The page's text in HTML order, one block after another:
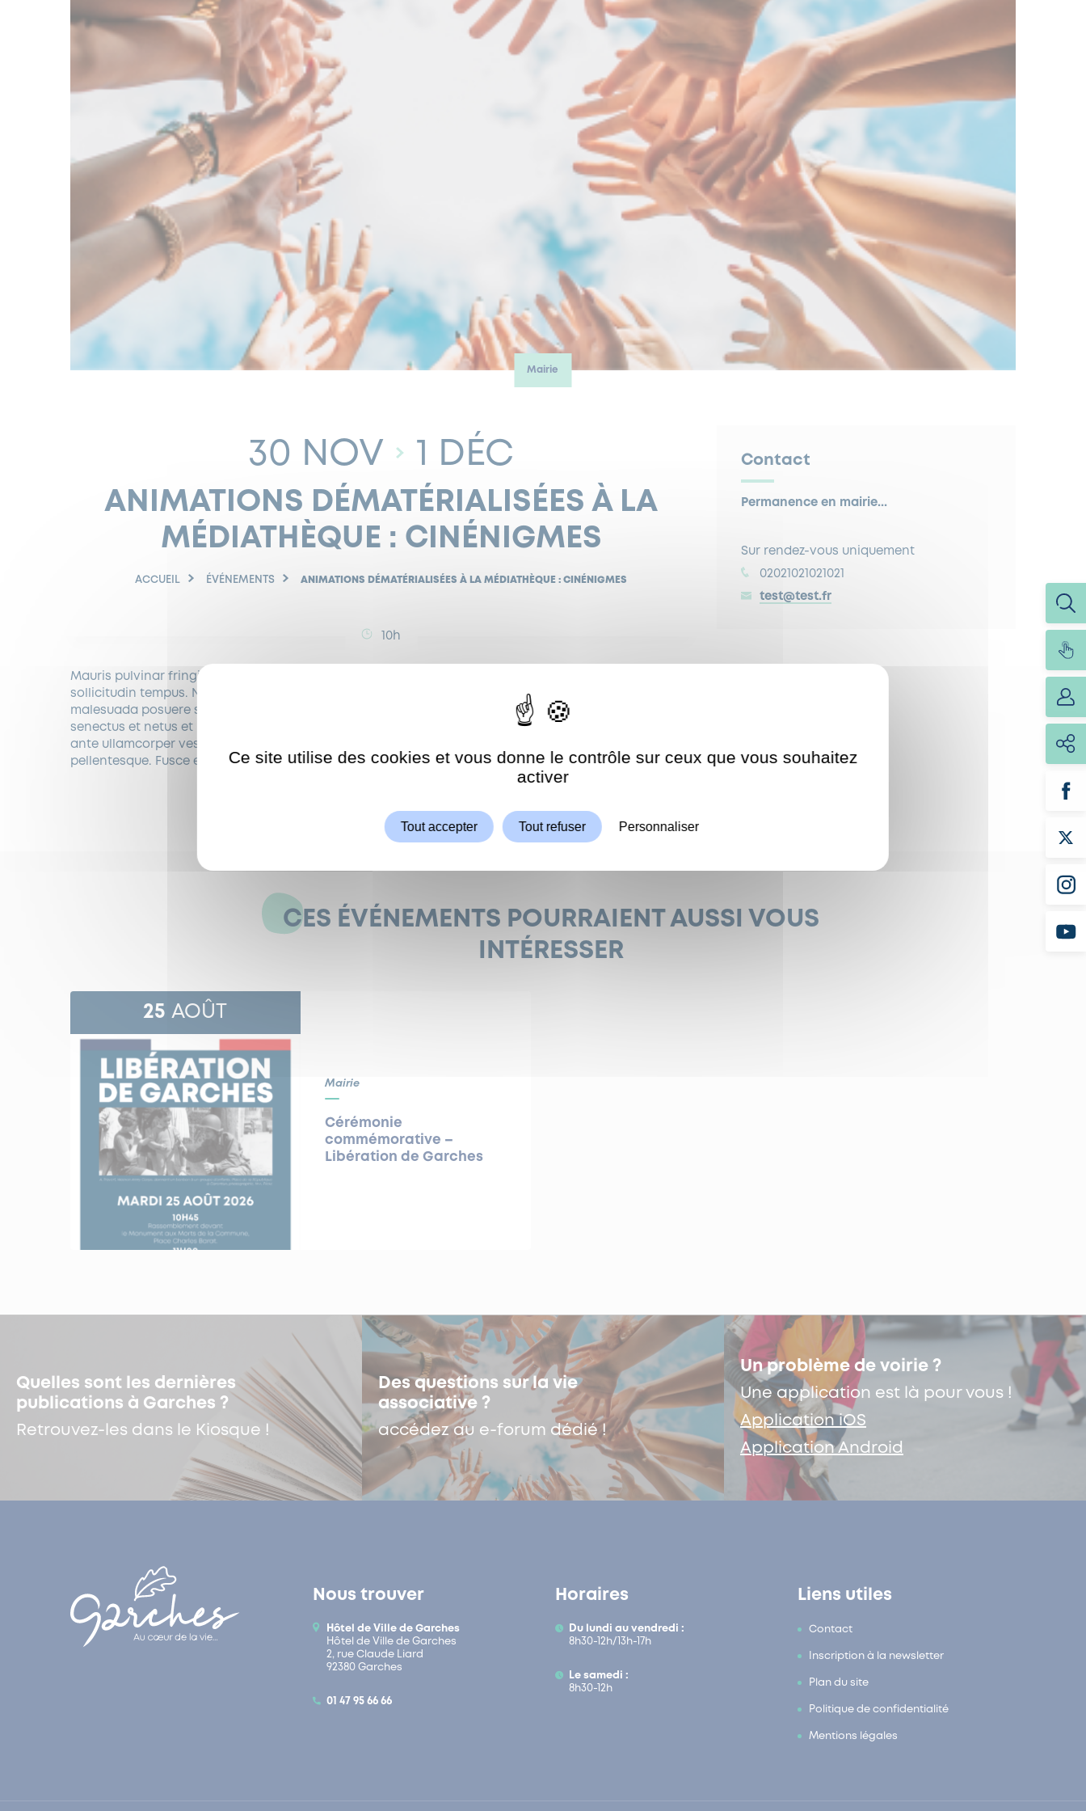
Mairie
30 NOV 1 DÉC
ANIMATIONS DÉMATÉRIALISÉES À LA
MÉDIATHÈQUE : CINÉNIGMES
ACCUEIL ÉVÉNEMENTS ANIMATIONS DÉMATÉRIALISÉES À LA MÉDIATHÈQUE : CINÉNIGMES
10h
Mauris pulvinar fringilla enim. Curabitur mollis purus nisl, at elementum dui tincidunt nec. Ut pharetra
sollicitudin tempus. Nunc vestibulum lorem a mauris finibus faucibus. Morbi at ante vitae augue
malesuada posuere sagittis a eros. Integer eu maximus velit. Pellentesque habitant morbi tristique
senectus et netus et malesuada fames ac turpis egestas. Vestibulum ut erat enim. Integer nec elit vel
ante ullamcorper vestibulum. Sed faucibus volutpat odio et ultricies. Mauris ultrices sed justo eget
pellentesque. Fusce et auctor ipsum. Etiam semper aliquam dui a vulputate.
Contact
Permanence en mairie...
Sur rendez-vous uniquement
02021021021021
test@test.fr
CES ÉVÉNEMENTS POURRAIENT AUSSI VOUS
INTÉRESSER
25 AOÛT
Mairie
Cérémonie
commémorative –
Libération de Garches
Quelles sont les dernières
publications à Garches ?
Retrouvez-les dans le Kiosque !
Des questions sur la vie
associative ?
accédez au e-forum dédié !
Un problème de voirie ?
Une application est là pour vous !
Application iOS
Application Android
Nous trouver
Hôtel de Ville de Garches
Hôtel de Ville de Garches
2, rue Claude Liard
92380 Garches
01 47 95 66 66
Horaires
Du lundi au vendredi :
8h30-12h/13h-17h
Le samedi :
8h30-12h
Liens utiles
Contact
Inscription à la newsletter
Plan du site
Politique de confidentialité
Mentions légales
Ce site utilise des cookies et vous donne le contrôle sur ceux que vous souhaitez
activer
Tout accepter Tout refuser Personnaliser